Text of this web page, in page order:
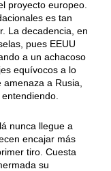
proyecto europeo.
es tan
La decadencia, en
pues EEUU
a un achacoso
equívocos a lo
a Rusia,
nunca llegue a
encajar más
tiro. Cuesta
su